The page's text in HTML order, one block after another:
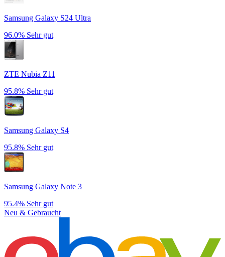
Samsung Galaxy S24 Ultra
96.0% Sehr gut
ZTE Nubia Z11
95.8% Sehr gut
Samsung Galaxy S4
95.8% Sehr gut
Samsung Galaxy Note 3
95.4% Sehr gut
Neu & Gebraucht